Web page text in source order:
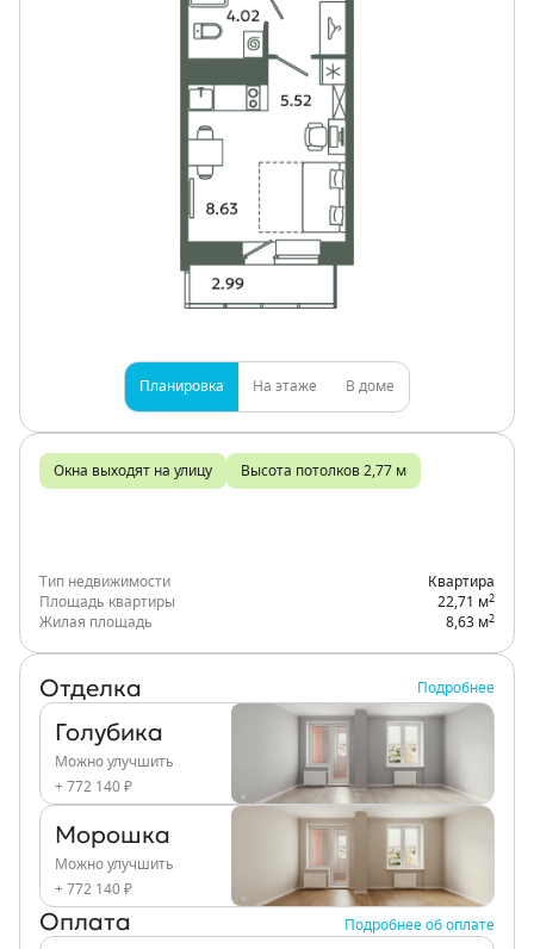
Планировка На этаже В доме
Окна выходят на улицу Высота потолков 2,77 м
Тип недвижимости
Квартира
Площадь квартиры
22,71 м2
Жилая площадь 8,63 м2
Отделка Подробнее
Голубика
Можно улучшить
+ 772 140 ₽
Морошка
Можно улучшить
+ 772 140 ₽
Оплата Подробнее об оплате